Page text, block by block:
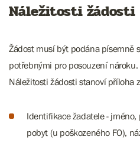
Náležitosti žádosti
Žádost musí být podána písemně
potřebnými pro posouzení nároku.
Náležitosti žádosti stanoví příloha
Identifikace žadatele -
pobyt (u poškozeného FO),